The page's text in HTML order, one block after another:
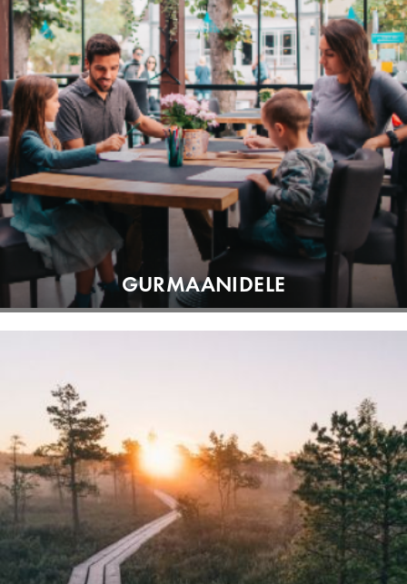
GURMAANIDELE